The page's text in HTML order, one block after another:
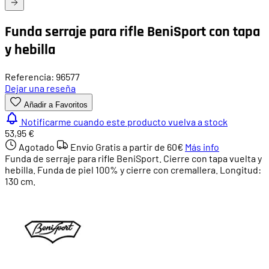
Funda serraje para rifle BeniSport con tapa
y hebilla
Referencia: 96577
Dejar una reseña
Añadir a Favoritos
Notificarme cuando este producto vuelva a stock
53,95 €
Agotado
Envío Gratis a partir de 60€ Más info
Funda de serraje para rifle BeniSport. Cierre con tapa vuelta y
hebilla. Funda de piel 100% y cierre con cremallera. Longitud:
130 cm.